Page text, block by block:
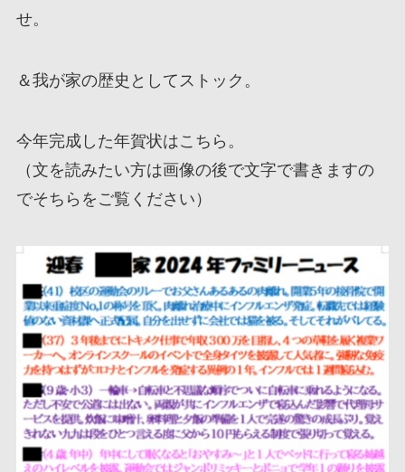
せ。
＆我が家の歴史としてストック。
今年完成した年賀状はこちら。
（文を読みたい方は画像の後で文字で書きますの
でそちらをご覧ください）